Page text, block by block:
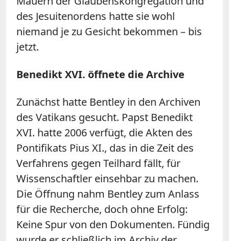
des Jesuitenordens hatte sie wohl
niemand je zu Gesicht bekommen – bis
jetzt.
Benedikt XVI. öffnete die Archive
Zunächst hatte Bentley in den Archiven
des Vatikans gesucht. Papst Benedikt
XVI. hatte 2006 verfügt, die Akten des
Pontifikats Pius XI., das in die Zeit des
Verfahrens gegen Teilhard fällt, für
Wissenschaftler einsehbar zu machen.
Die Öffnung nahm Bentley zum Anlass
für die Recherche, doch ohne Erfolg:
Keine Spur von den Dokumenten. Fündig